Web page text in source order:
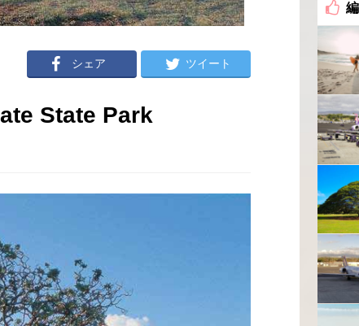
シェア ツイート
State Park